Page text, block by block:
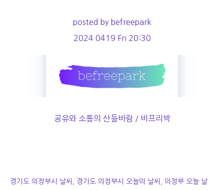
posted by befreepark
2024 0419 Fri 20:30
공유와 소통의 산들바람 / 비프리박
경기도 의정부시 날씨, 경기도 의정부시 오늘의 날씨, 의정부 오늘 날